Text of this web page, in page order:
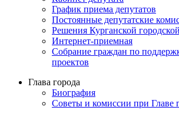
График приема депутатов
Постоянные депутатские
Решения Курганской
Интернет-приемная
Собрание граждан по
проектов
Глава города
Биография
Советы и комиссии при Главе